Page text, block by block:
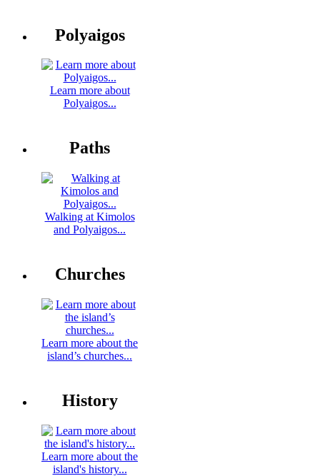
Polyaigos
Learn more about
Polyaigos...
Paths
Walking at Kimolos
and Polyaigos...
Churches
Learn more about the
island’s churches...
History
Learn more about the
island's history...